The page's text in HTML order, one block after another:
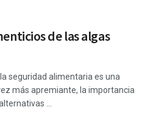
de las algas
seguridad alimentaria es una
más apremiante, la importancia
...